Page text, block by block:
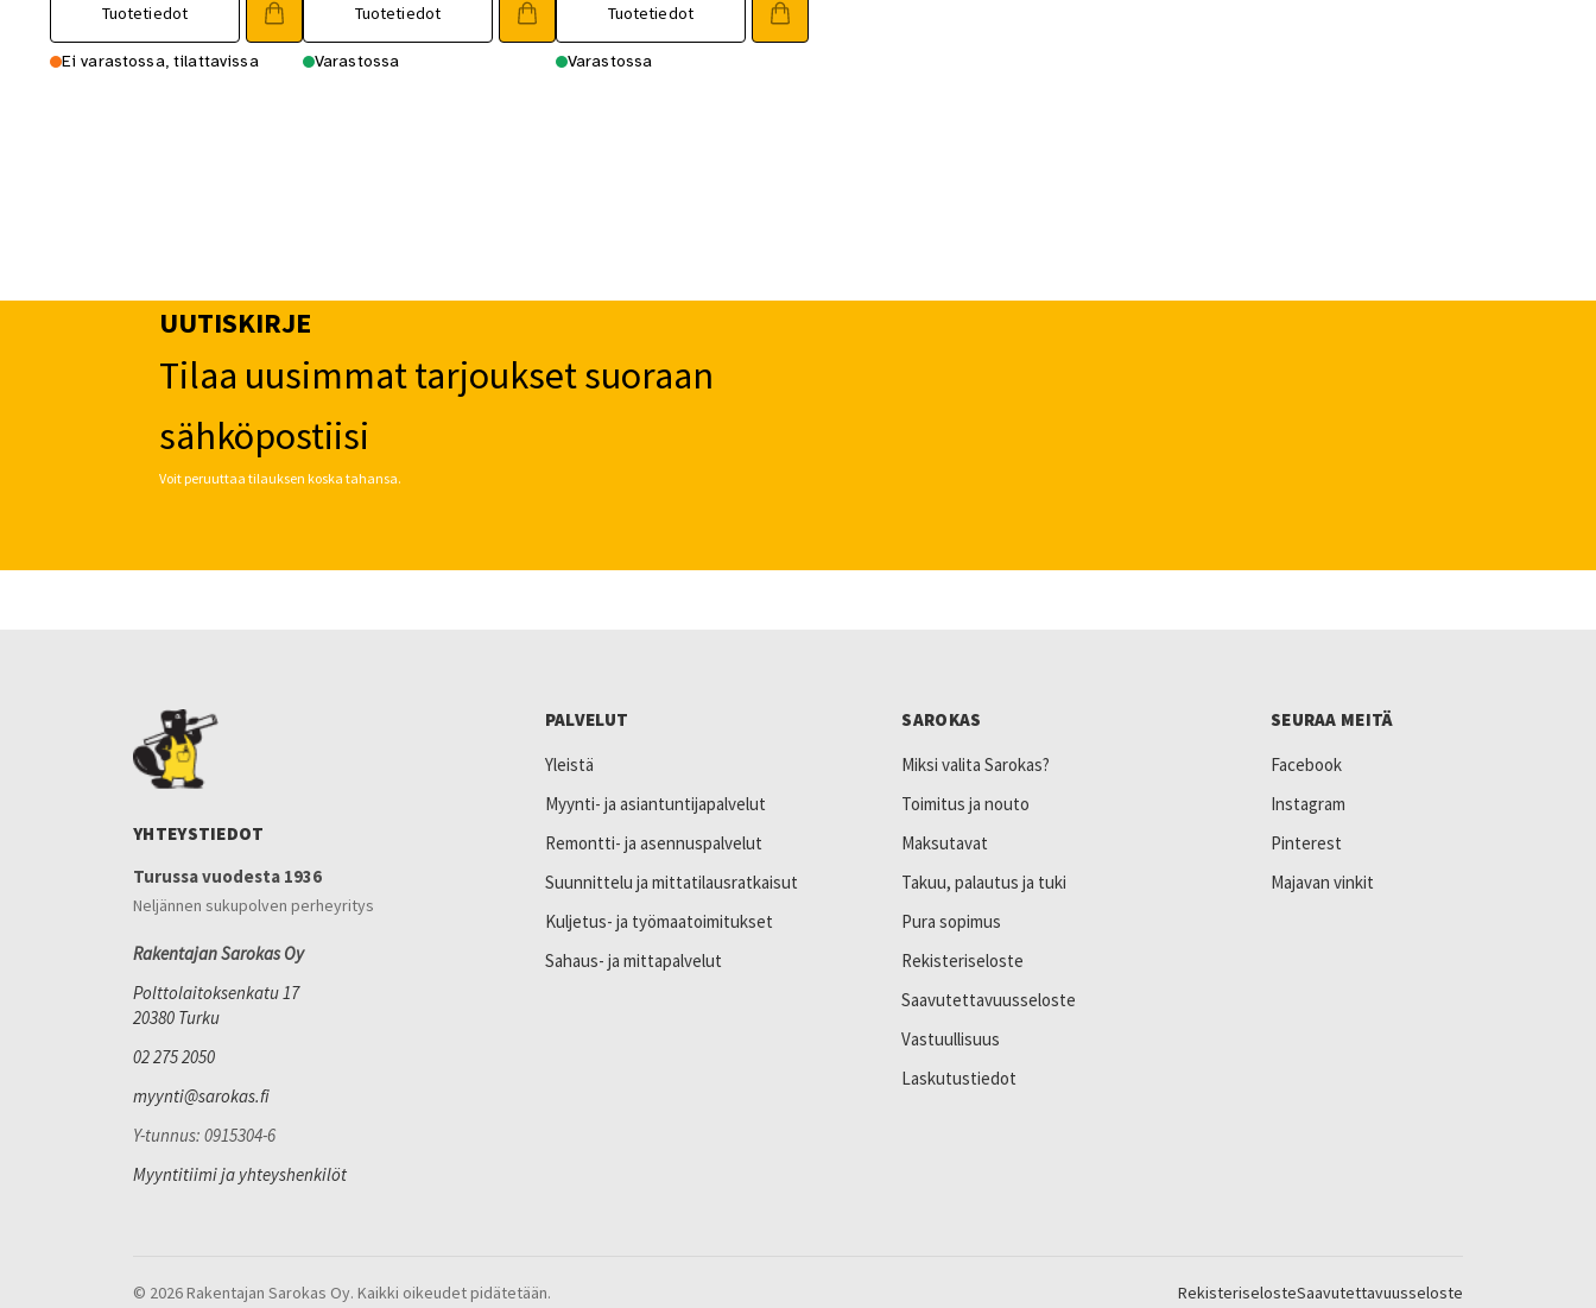
Tuotetiedot
Ei varastossa, tilattavissa
Tuotetiedot
Varastossa
Tuotetiedot
Varastossa
UUTISKIRJE
Tilaa uusimmat tarjoukset suoraan
sähköpostiisi
Voit peruuttaa tilauksen koska tahansa.
YHTEYSTIEDOT
Turussa vuodesta 1936
Neljännen sukupolven perheyritys
Rakentajan Sarokas Oy
Polttolaitoksenkatu 17
20380 Turku
02 275 2050
myynti@sarokas.fi
Y-tunnus: 0915304-6
Myyntitiimi ja yhteyshenkilöt
PALVELUT
Yleistä
Myynti- ja asiantuntijapalvelut
Remontti- ja asennuspalvelut
Suunnittelu ja mittatilausratkaisut
Kuljetus- ja työmaatoimitukset
Sahaus- ja mittapalvelut
SAROKAS
Miksi valita Sarokas?
Toimitus ja nouto
Maksutavat
Takuu, palautus ja tuki
Pura sopimus
Rekisteriseloste
Saavutettavuusseloste
Vastuullisuus
Laskutustiedot
SEURAA MEITÄ
Facebook
Instagram
Pinterest
Majavan vinkit
© 2026 Rakentajan Sarokas Oy. Kaikki oikeudet pidätetään. RekisteriselosteSaavutettavuusseloste